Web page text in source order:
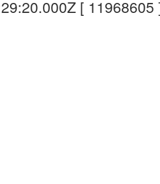
[ 11968605